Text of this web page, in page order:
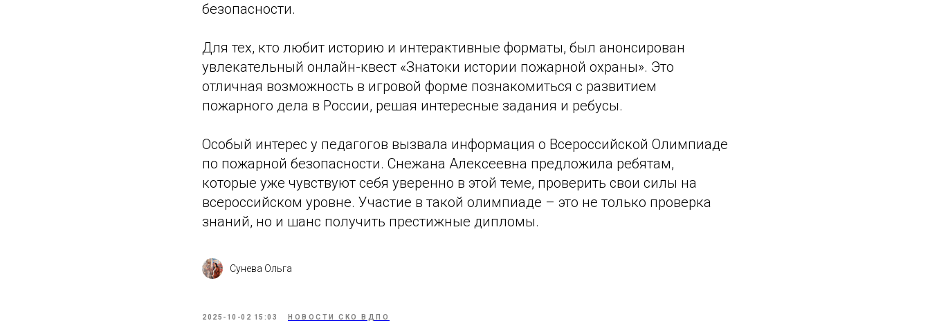
безопасности.
Для тех, кто любит историю и интерактивные форматы, был анонсирован
увлекательный онлайн-квест «Знатоки истории пожарной охраны». Это
отличная возможность в игровой форме познакомиться с развитием
пожарного дела в России, решая интересные задания и ребусы.
Особый интерес у педагогов вызвала информация о Всероссийской Олимпиаде
по пожарной безопасности. Снежана Алексеевна предложила ребятам,
которые уже чувствуют себя уверенно в этой теме, проверить свои силы на
всероссийском уровне. Участие в такой олимпиаде – это не только проверка
знаний, но и шанс получить престижные дипломы.
Сунева Ольга
2025-10-02 15:03 НОВОСТИ СКО ВДПО